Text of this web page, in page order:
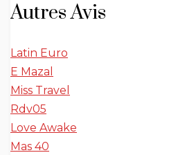
Autres Avis
Latin Euro
E Mazal
Miss Travel
Rdv05
Love Awake
Mas 40